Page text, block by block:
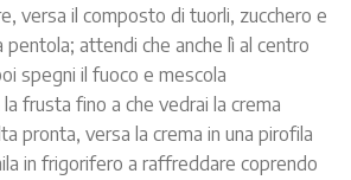
versa il composto di tuorli, zucchero e
pentola; attendi che anche lì al centro
spegni il fuoco e mescola
frusta fino a che vedrai la crema
pronta, versa la crema in una pirofila
in frigorifero a raffreddare coprendo